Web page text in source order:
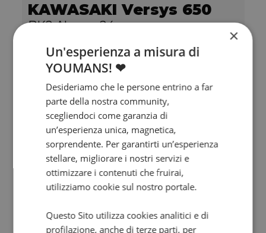
KAWASAKI Versys 650
BK2 Abs my24
5.950
×
Un'esperienza a misura di
YOUMANS! ❤
Desideriamo che le persone entrino a far
parte della nostra community,
scegliendoci come garanzia di
un’esperienza unica, magnetica,
sorprendente. Per garantirti un’esperienza
stellare, migliorare i nostri servizi e
ottimizzare i contenuti che fruirai,
utilizziamo cookie sul nostro portale.
Questo Sito utilizza cookies analitici e di
profilazione, anche di terze parti, per